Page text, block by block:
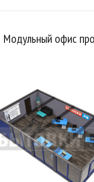
Модульный офис